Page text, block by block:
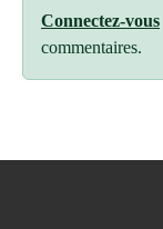
Connectez-vous
commentaires.